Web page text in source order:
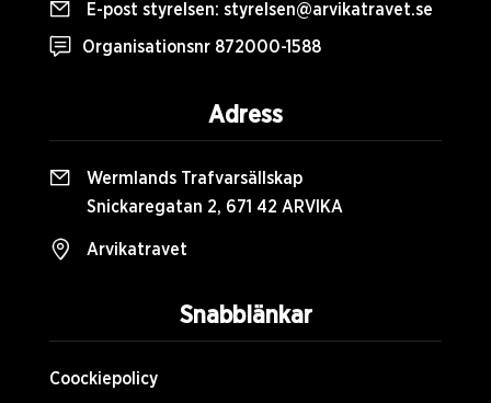
Snabblänkar
Coockiepolicy
E-post styrelsen: styrelsen@arvikatravet.se
Organisationsnr 872000-1588
Adress
Wermlands Trafvarsällskap
Snickaregatan 2, 671 42 ARVIKA
Arvikatravet